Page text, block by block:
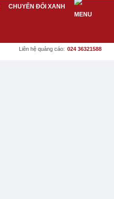
CHUYỂN ĐỔI XANH
Liên hệ quảng cáo: 024 36321588